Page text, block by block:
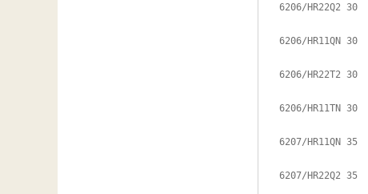
6207/HR22Q2 35